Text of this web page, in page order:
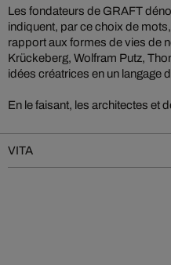
Les fondateurs de GRAFT
indiquent, par ce choix de
rapport aux formes de vies de
Krückeberg, Wolfram Putz,
idées créatrices en un langage
En le faisant, les architectes et
VITA